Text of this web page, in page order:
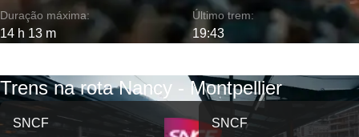
Duração máxima:
14 h 13 m
Último trem:
19:43
Trens na rota Nancy - Montpellier
SNCF SNCF